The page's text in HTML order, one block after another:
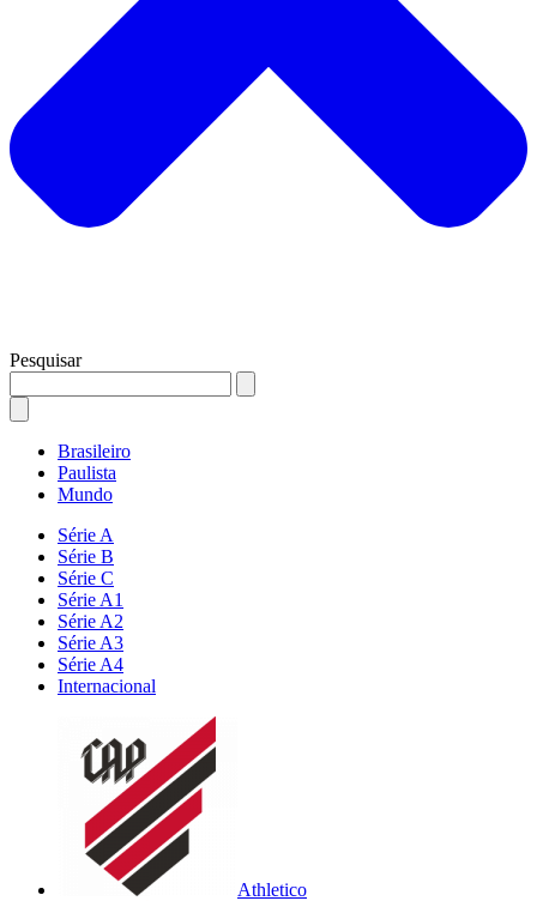
Pesquisar
Brasileiro
Paulista
Mundo
Série A
Série B
Série C
Série A1
Série A2
Série A3
Série A4
Internacional
Athletico